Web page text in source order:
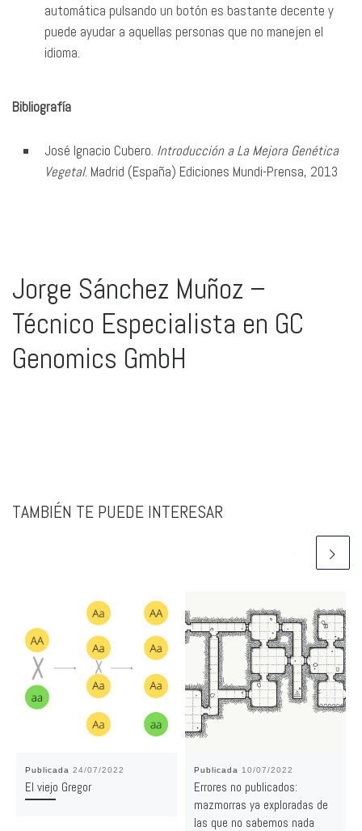
automática pulsando un botón es bastante decente y
puede ayudar a aquellas personas que no manejen el
idioma.
Bibliografía
José Ignacio Cubero. Introducción a La Mejora Genética
Vegetal. Madrid (España) Ediciones Mundi-Prensa, 2013
Jorge Sánchez Muñoz –
Técnico Especialista en GC
Genomics GmbH
TAMBIÉN TE PUEDE INTERESAR
Publicada 24/07/2022
El viejo Gregor
Publicada 10/07/2022
Errores no publicados:
mazmorras ya exploradas de
las que no sabemos nada